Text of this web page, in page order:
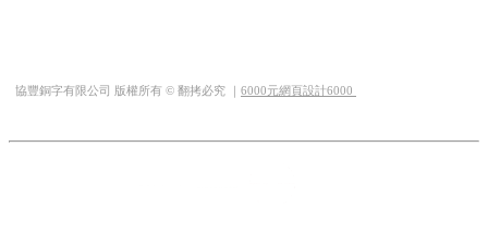
協豐銅字有限公司 版權所有 © 翻拷必究 ｜ 6000元網頁設計6000